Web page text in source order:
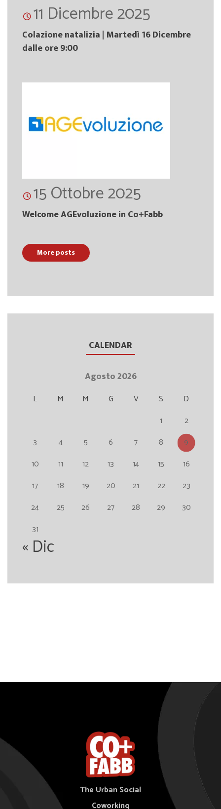
11 Dicembre 2025
Colazione natalizia | Martedì 16 Dicembre
dalle ore 9:00
15 Ottobre 2025
Welcome AGEvoluzione in Co+Fabb
More posts
CALENDAR
Agosto 2026
L M M G V S
D
1
2
3
4 5 6 7 8
9
10
11 12 13 14 15
16
17
18 19 20 21 22
23
24
25 26 27 28 29
30
31
« Dic
The Urban Social
Coworking